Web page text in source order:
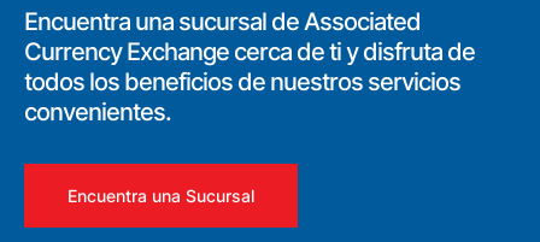
Encuentra una sucursal de Associated
Currency Exchange cerca de ti y disfruta de
todos los beneficios de nuestros servicios
convenientes.
Encuentra una Sucursal